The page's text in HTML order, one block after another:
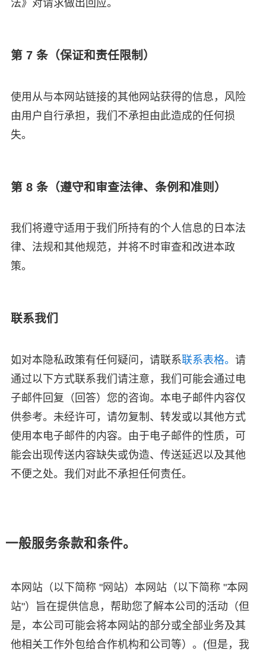
法》对请求做出回应。
第 7 条（保证和责任限制）
使用从与本网站链接的其他网站获得的信息，风险
由用户自行承担，我们不承担由此造成的任何损
失。
第 8 条（遵守和审查法律、条例和准则）
我们将遵守适用于我们所持有的个人信息的日本法
律、法规和其他规范，并将不时审查和改进本政
策。
联系我们
如对本隐私政策有任何疑问，请联系联系表格。 请
通过以下方式联系我们请注意，我们可能会通过电
子邮件回复（回答）您的咨询。本电子邮件内容仅
供参考。未经许可，请勿复制、转发或以其他方式
使用本电子邮件的内容。由于电子邮件的性质，可
能会出现传送内容缺失或伪造、传送延迟以及其他
不便之处。我们对此不承担任何责任。
一般服务条款和条件。
本网站（以下简称 "网站）本网站（以下简称 "本网
站"）旨在提供信息，帮助您了解本公司的活动（但
是，本公司可能会将本网站的部分或全部业务及其
他相关工作外包给合作机构和公司等）。(但是，我